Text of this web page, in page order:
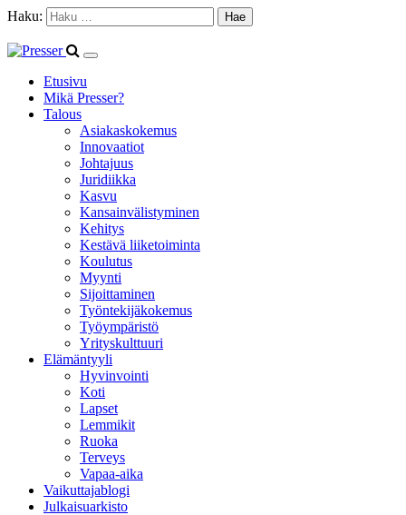
Haku:
Etusivu
Mikä Presser?
Talous
Asiakaskokemus
Innovaatiot
Johtajuus
Juridiikka
Kasvu
Kansainvälistyminen
Kehitys
Kestävä liiketoiminta
Koulutus
Myynti
Sijoittaminen
Työntekijäkokemus
Työympäristö
Yrityskulttuuri
Elämäntyyli
Hyvinvointi
Koti
Lapset
Lemmikit
Ruoka
Terveys
Vapaa-aika
Vaikuttajablogi
Julkaisuarkisto